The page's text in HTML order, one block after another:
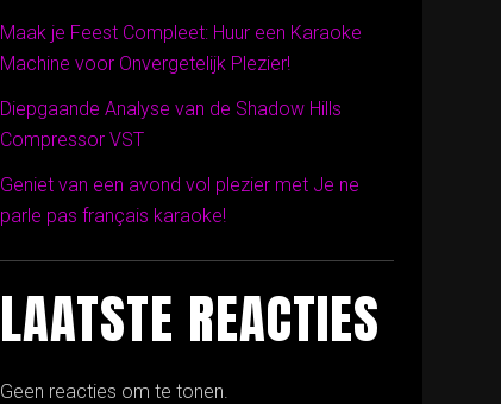
Maak je Feest Compleet: Huur een Karaoke
Machine voor Onvergetelijk Plezier!
Diepgaande Analyse van de Shadow Hills
Compressor VST
Geniet van een avond vol plezier met Je ne
parle pas français karaoke!
LAATSTE REACTIES
Geen reacties om te tonen.